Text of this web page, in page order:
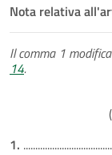
Nota relativa
Il comma 1
14.
1.